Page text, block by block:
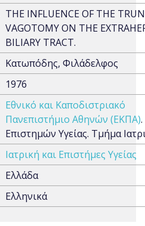
THE INFLUENCE OF THE
VAGOTOMY ON THE
BILIARY TRACT.
Κατωπόδης, Φιλάδελφος
1976
Εθνικό και Καποδιστριακό
Πανεπιστήμιο Αθηνών (ΕΚΠΑ)
Επιστημών Υγείας. Τμήμα
Ιατρική και Επιστήμες Υγείας
Ελλάδα
Ελληνικά